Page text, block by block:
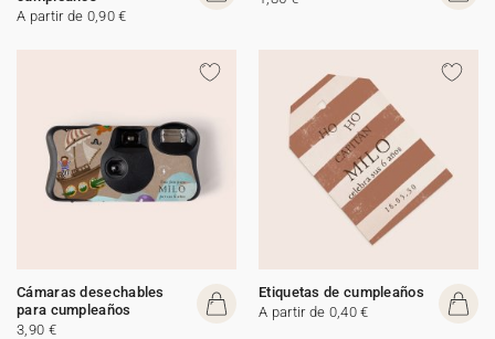
A partir de 0,90 €
Cámaras desechables
para cumpleaños
3,90 €
Etiquetas de cumpleaños
A partir de 0,40 €